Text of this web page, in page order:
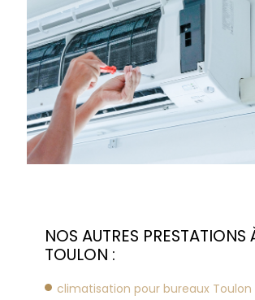
NOS AUTRES PRESTATIONS
TOULON :
climatisation pour bureaux Toulon